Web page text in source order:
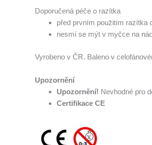
Doporučená péče o razítka
před prvním použitím razítka
nesmí se mýt v myčce na
Vyrobeno v ČR. Baleno v
Upozornění
Upozornění! Nevhodné pro
Certifikace CE